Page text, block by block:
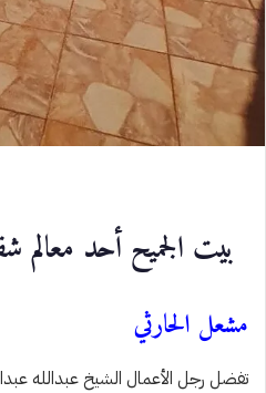
بيت الجميح أحد معالم
مشعل الحارثي
تفضل رجل الأعمال الشيخ عبدالله